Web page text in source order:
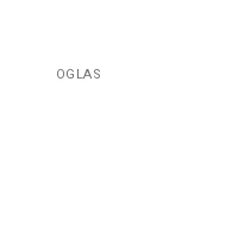
OGLAS